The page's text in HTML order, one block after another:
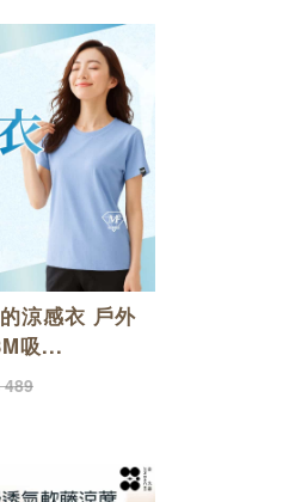
涼感衣 戶外
吸...
489